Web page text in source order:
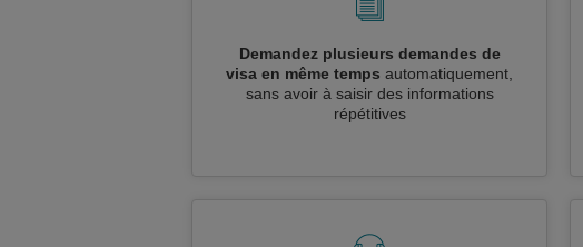
Demandez plusieurs demandes de
visa en même temps automatiquement,
sans avoir à saisir des informations
répétitives